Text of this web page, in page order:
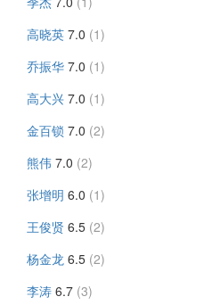
高晓英 7.0 (1)
乔振华 7.0 (1)
高大兴 7.0 (1)
金百锁 7.0 (2)
熊伟 7.0 (2)
张增明 6.0 (1)
王俊贤 6.5 (2)
杨金龙 6.5 (2)
李涛 6.7 (3)